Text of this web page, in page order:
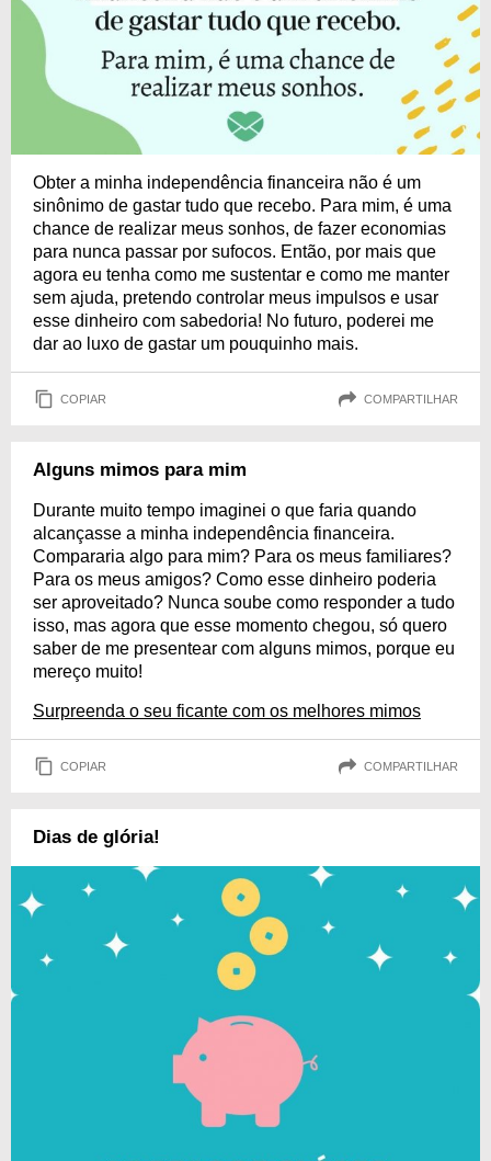
Obter a minha independência financeira não é um
sinônimo de gastar tudo que recebo. Para mim, é uma
chance de realizar meus sonhos, de fazer economias
para nunca passar por sufocos. Então, por mais que
agora eu tenha como me sustentar e como me manter
sem ajuda, pretendo controlar meus impulsos e usar
esse dinheiro com sabedoria! No futuro, poderei me
dar ao luxo de gastar um pouquinho mais.
COPIAR COMPARTILHAR
Alguns mimos para mim
Durante muito tempo imaginei o que faria quando
alcançasse a minha independência financeira.
Compararia algo para mim? Para os meus familiares?
Para os meus amigos? Como esse dinheiro poderia
ser aproveitado? Nunca soube como responder a tudo
isso, mas agora que esse momento chegou, só quero
saber de me presentear com alguns mimos, porque eu
mereço muito!
Surpreenda o seu ficante com os melhores mimos
COPIAR COMPARTILHAR
Dias de glória!